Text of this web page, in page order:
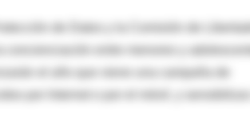
de Datos y la Comisión de
por Internet o por el móvil, y sensibilizar